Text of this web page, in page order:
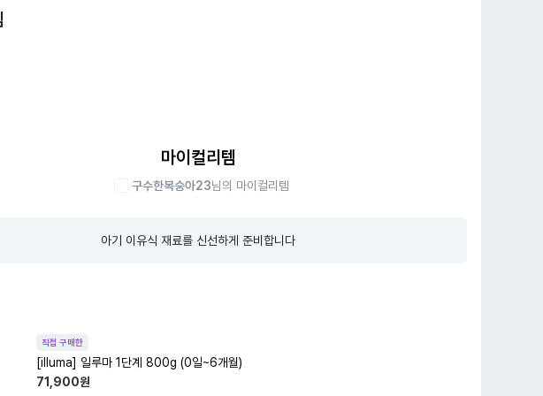
마이컬리템
구수한복숭아23님의 마이컬리템
아기 이유식 재료를 신선하게 준비합니다
직접 구매한
[illuma] 일루마 1단계 800g (0일~6개월)
71,900원